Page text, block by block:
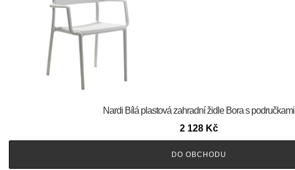
Nardi Bílá plastová zahradní židle Bora s područkami
2 128 Kč
DO OBCHODU